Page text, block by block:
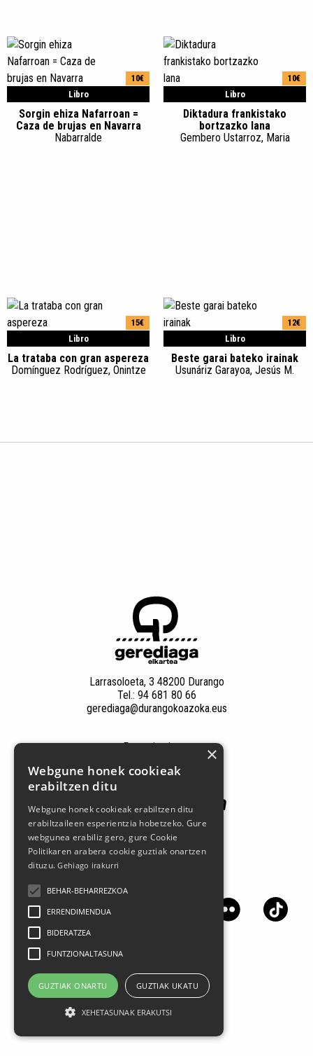
Libro
10€
Sorgin ehiza Nafarroan =
Caza de brujas en Navarra
Nabarralde
Libro
10€
Diktadura frankistako
bortzazko lana
Gembero Ustarroz, Maria
Libro
15€
La trataba con gran aspereza
Domínguez Rodríguez, Onintze
Libro
12€
Beste garai bateko irainak
Usunáriz Garayoa, Jesús M.
Larrasoloeta, 3 48200 Durango
Tel.: 94 681 80 66
gerediaga@durangokoazoka.eus
Patrocinadores ×
Webgune honek cookieak
erabiltzen ditu
Webgune honek cookieak erabiltzen ditu
erabiltzaileen esperientzia hobetzeko. Gure
webgunea erabiliz gero, gure Cookie
Politikaren arabera cookie guztiak onartzen
dituzu.Gehiago irakurri
BEHAR-BEHARREZKOA
ERRENDIMENDUA
BIDERATZEA
FUNTZIONALTASUNA
GUZTIAK ONARTU GUZTIAK UKATU
XEHETASUNAK ERAKUTSI